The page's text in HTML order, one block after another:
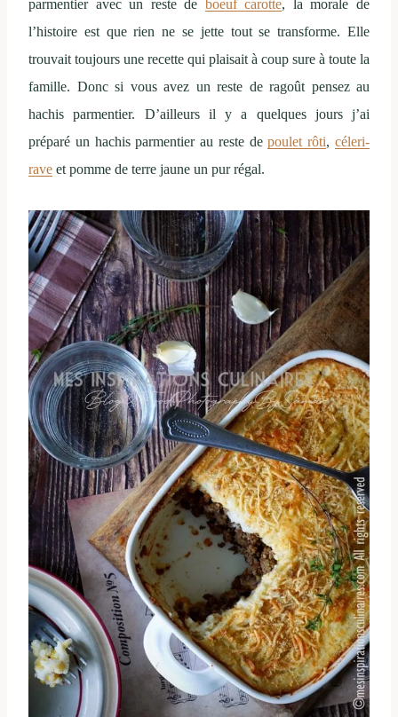
parmentier avec un reste de boeuf carotte, la morale de
l’histoire est que rien ne se jette tout se transforme. Elle
trouvait toujours une recette qui plaisait à coup sure à toute la
famille. Donc si vous avez un reste de ragoût pensez au
hachis parmentier. D’ailleurs il y a quelques jours j’ai
préparé un hachis parmentier au reste depoulet rôti,céleri-
rave et pomme de terre jaune un pur régal.